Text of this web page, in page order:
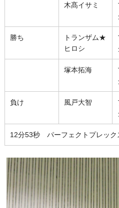
木髙イサミ
勝ち
トランザム★
ヒロシ
塚本拓海
負け 風戸大智
12分53秒 パーフェクトプレック